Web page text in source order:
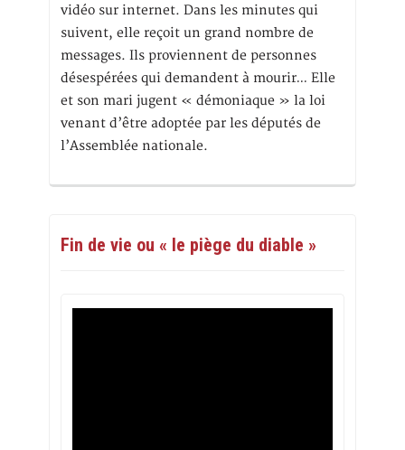
vidéo sur internet. Dans les minutes qui
suivent, elle reçoit un grand nombre de
messages. Ils proviennent de personnes
désespérées qui demandent à mourir… Elle
et son mari jugent « démoniaque » la loi
venant d’être adoptée par les députés de
l’Assemblée nationale.
Fin de vie ou « le piège du diable »